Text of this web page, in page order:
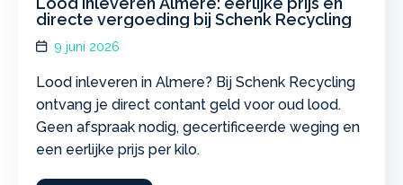
directe vergoeding bij Schenk Recycling
9 juni 2026
Lood inleveren in Almere? Bij Schenk Recycling
ontvang je direct contant geld voor oud lood.
Geen afspraak nodig, gecertificeerde weging en
een eerlijke prijs per kilo.